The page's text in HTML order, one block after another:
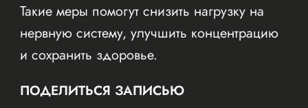
Такие меры помогут снизить нагрузку на
нервную систему, улучшить концентрацию
и сохранить здоровье.
ПОДЕЛИТЬСЯ ЗАПИСЬЮ